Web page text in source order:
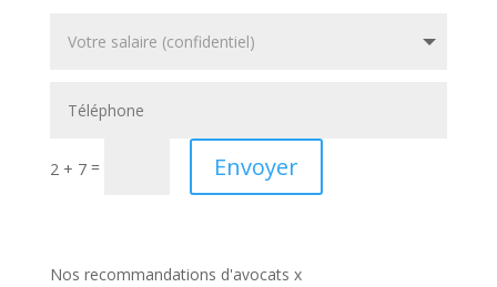
2 + 7= Envoyer
Nos recommandations d'avocats x